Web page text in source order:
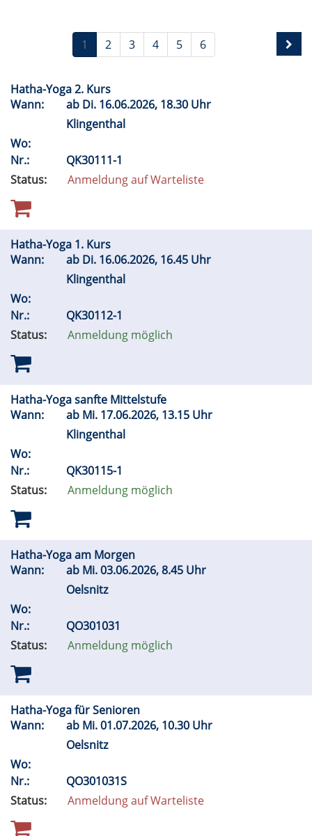
1 2 3 4 5 6
Hatha-Yoga 2. Kurs
Wann:
ab Di. 16.06.2026, 18.30 Uhr
Klingenthal
Wo:
Nr.:
QK30111-1
Status:
Anmeldung auf Warteliste
Hatha-Yoga 1. Kurs
Wann:
ab Di. 16.06.2026, 16.45 Uhr
Klingenthal
Wo:
Nr.:
QK30112-1
Status:
Anmeldung möglich
Hatha-Yoga sanfte Mittelstufe
Wann:
ab Mi. 17.06.2026, 13.15 Uhr
Klingenthal
Wo:
Nr.:
QK30115-1
Status:
Anmeldung möglich
Hatha-Yoga am Morgen
Wann:
ab Mi.03.06.2026, 8.45 Uhr
Oelsnitz
Wo:
Nr.:
QO301031
Status:
Anmeldung möglich
Hatha-Yoga für Senioren
Wann:
ab Mi.01.07.2026, 10.30 Uhr
Oelsnitz
Wo:
Nr.:
QO301031S
Status:
Anmeldung auf Warteliste